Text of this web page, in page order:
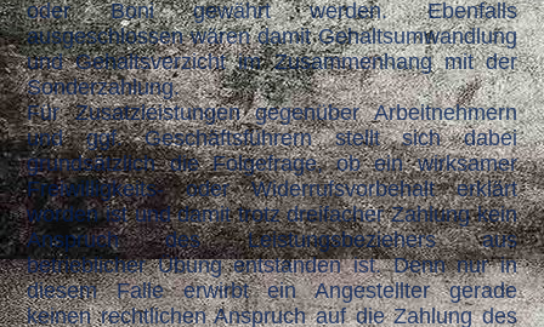
oder Boni gewährt werden. Ebenfalls
ausgeschlossen wären damit Gehaltsumwandlung
und Gehaltsverzicht im Zusammenhang mit der
Sonderzahlung.
Für Zusatzleistungen gegenüber Arbeitnehmern
und ggf. Geschäftsführern stellt sich dabei
grundsätzlich die Folgefrage, ob ein wirksamer
Freiwilligkeits- oder Widerrufsvorbehalt erklärt
worden ist und damit trotz dreifacher Zahlung kein
Anspruch des Leistungsbeziehers aus
betrieblicher Übung entstanden ist. Denn nur in
diesem Falle erwirbt ein Angestellter gerade
keinen rechtlichen Anspruch auf die Zahlung des